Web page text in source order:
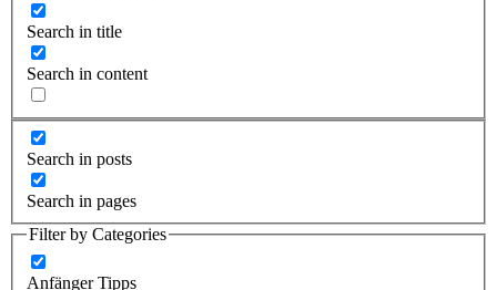
Search in title
Search in content
Search in posts
Search in pages
Filter by Categories
Anfänger Tipps